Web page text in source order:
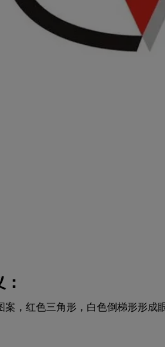
案，红色三角形，白色倒梯形形